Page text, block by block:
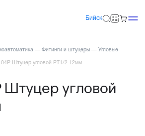
Бийск
— Фитинги и штуцеры — Угловые
04P Штуцер угловой PT1/2 12мм
Штуцер угловой